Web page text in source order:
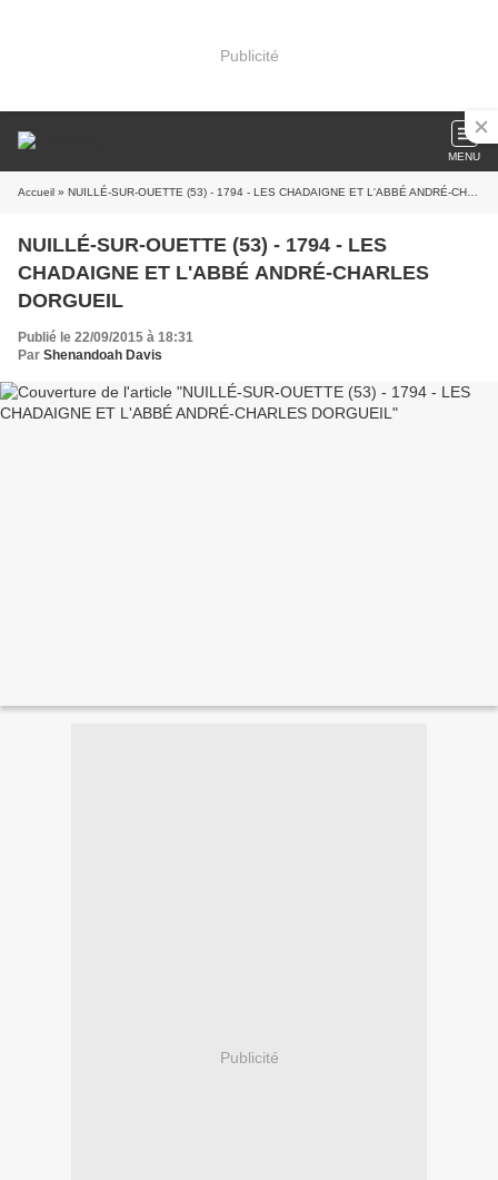
Publicité
MENU
Accueil » NUILLÉ-SUR-OUETTE (53) - 1794 - LES CHADAIGNE ET L'ABBÉ ANDRÉ-CHARLES DORGUEIL
NUILLÉ-SUR-OUETTE (53) - 1794 - LES
CHADAIGNE ET L'ABBÉ ANDRÉ-CHARLES
DORGUEIL
Publié le 22/09/2015 à 18:31
Par Shenandoah Davis
Publicité